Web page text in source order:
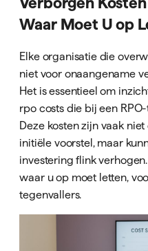
Waar Moet U op
Elke organisatie die
niet voor onaangename
Het is essentieel om
rpo costs die bij een
Deze kosten zijn vaak
initiële voorstel, maar
investering flink
waar u op moet letten,
tegenvallers.